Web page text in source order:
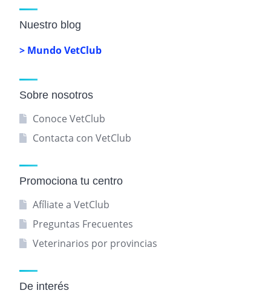
Nuestro blog
> Mundo VetClub
Sobre nosotros
Conoce VetClub
Contacta con VetClub
Promociona tu centro
Afíliate a VetClub
Preguntas Frecuentes
Veterinarios por provincias
De interés